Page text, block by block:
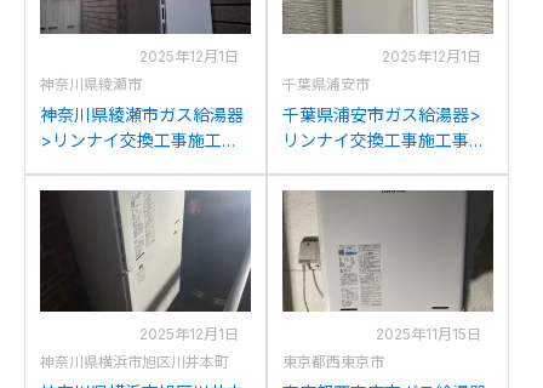
2025年12月1日
神奈川県綾瀬市
神奈川県綾瀬市ガス給湯器
>リンナイ交換工事施工事
V2405SAWからリンナイ
RUF-245SAW(B)への交換
2025年12月1日
千葉県浦安市
千葉県浦安市ガス給湯器>
リンナイ交換工事施工事
A2400SAWからリンナイ
RUF-245SAW(B)への交換
2025年12月1日
神奈川県横浜市旭区川井本町
2025年11月15日
東京都西東京市